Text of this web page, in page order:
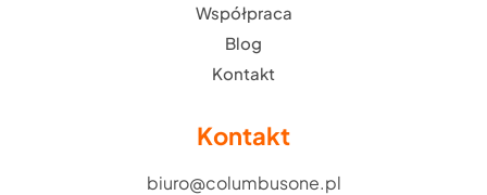
Współpraca
Blog
Kontakt
Kontakt
biuro@columbusone.pl